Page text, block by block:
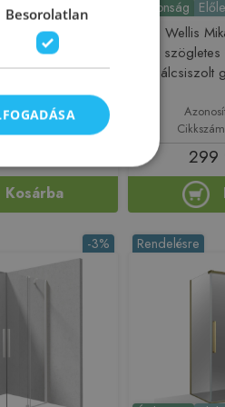
köteles
120×90 cm
zuhanykabin,
vörös arany
223519
Kosárba
Újdonság
Wellis
szögletes
299
-3% Rendelésre
Besorolatlan